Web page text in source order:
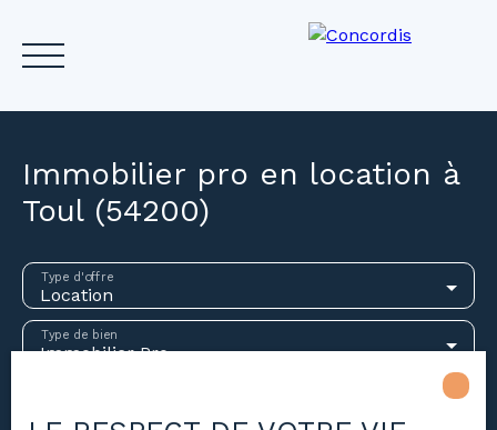
Estimez votre bien
Immobilier pro en location à
Toul (54200)
Location
Type d'offre
Immobilier Pro
Type de bien